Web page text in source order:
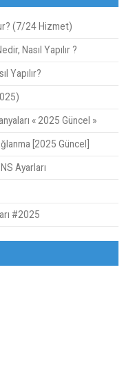
(7/24 Hizmet)
Nasıl Yapılır ?
Yapılır?
« 2025 Güncel »
[2025 Güncel]
Ayarları
#2025